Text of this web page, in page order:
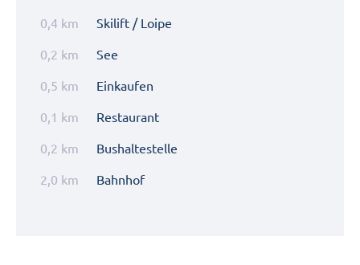
Skilift / Loipe
0,4 km
See
0,2 km
Einkaufen
0,5 km
Restaurant
0,1 km
Bushaltestelle
0,2 km
Bahnhof
2,0 km